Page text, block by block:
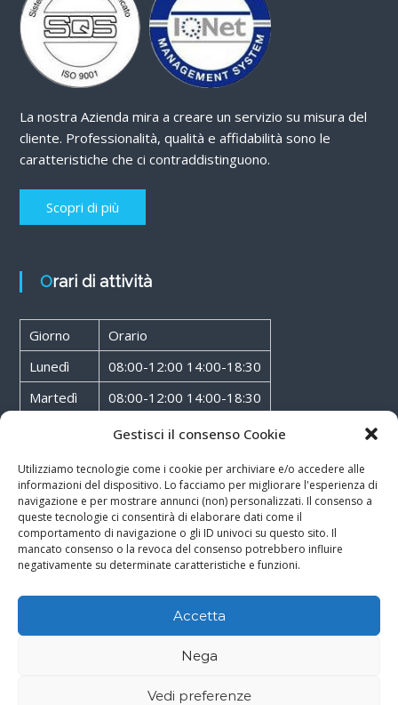
Gestisci il consenso Cookie
Utilizziamo tecnologie come i cookie per archiviare e/o accedere alle
informazioni del dispositivo. Lo facciamo per migliorare l'esperienza di
navigazione e per mostrare annunci (non) personalizzati. Il consenso a
queste tecnologie ci consentirà di elaborare dati come il
comportamento di navigazione o gli ID univoci su questo sito. Il
mancato consenso o la revoca del consenso potrebbero influire
negativamente su determinate caratteristiche e funzioni.
Accetta
Nega
Vedi preferenze
La nostra Azienda mira a creare un servizio su misura del
cliente. Professionalità, qualità e affidabilità sono le
caratteristiche che ci contraddistinguono.
Scopri di più
Orari di attività
Giorno
Orario
Lunedì
08:00-12:00 14:00-18:30
Martedì
08:00-12:00 14:00-18:30
08:00-12:00 14:00-18:30
Giovedì
08:00-12:00 14:00-18:30
Venerdì
08:00-12:00 14:00-18:30
Sabato
08:00-12:00
Rossoxweb